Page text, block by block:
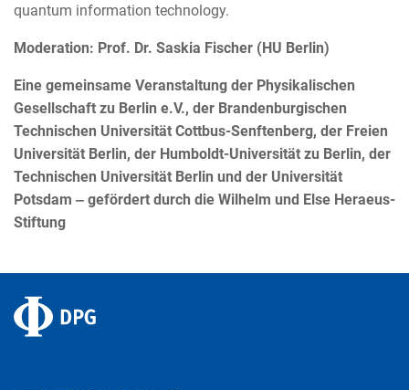
quantum information technology.
Moderation: Prof. Dr. Saskia Fischer (HU Berlin)
Eine gemeinsame Veranstaltung der Physikalischen
Gesellschaft zu Berlin e.V., der Brandenburgischen
Technischen Universität Cottbus-Senftenberg, der Freien
Universität Berlin, der Humboldt-Universität zu Berlin, der
Technischen Universität Berlin und der Universität
Potsdam ‒ gefördert durch die Wilhelm und Else Heraeus-
Stiftung